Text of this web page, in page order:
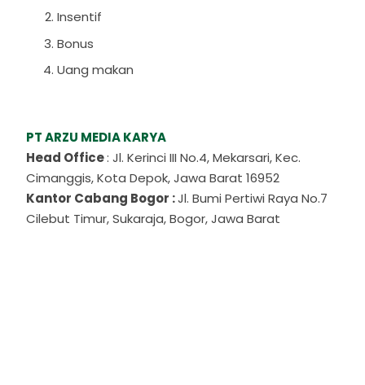
Insentif
Bonus
Uang makan
PT ARZU MEDIA KARYA
Head Office: Jl. Kerinci III No.4, Mekarsari, Kec.
Cimanggis, Kota Depok, Jawa Barat 16952
Kantor Cabang Bogor :Jl. Bumi Pertiwi Raya No.7
Cilebut Timur, Sukaraja, Bogor, Jawa Barat